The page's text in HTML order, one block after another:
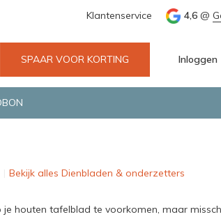
en snelle bezorging door o.a. Fietskoerier en
Klantenservice 4,6 @
SPAAR VOOR KORTING Inloggen
Bekijk alles Dienbladen & onderzetters
je houten tafelblad te voorkomen, maar